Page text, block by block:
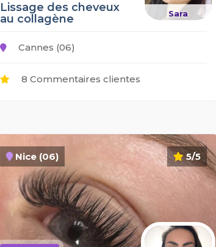
Sara
Lissage des cheveux
au collagène
Cannes (06)
8 Commentaires clientes
5/5
Nice (06)